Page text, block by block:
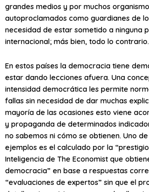
grandes medios y por muchos
autoproclamados como guardianes de
necesidad de estar sometido a ninguna
internacional; más bien, todo lo contrario.
En estos países la democracia tiene
estar dando lecciones afuera. Una
intensidad democrática les permite
fallas sin necesidad de dar muchas
mayoría de las ocasiones esto viene
y propaganda de determinados
no sabemos ni cómo se obtienen. Uno
ejemplos es el calculado por la
Inteligencia de The Economist que
democracia” en base a respuestas
“evaluaciones de expertos” sin que el